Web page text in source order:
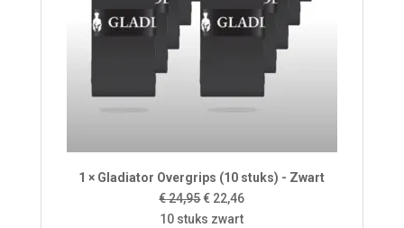
1 × Gladiator Overgrips (10 stuks) - Zwart
€24,95Oorspronkelijke
prijs
€ 22,46Huidige
10 stuks zwart